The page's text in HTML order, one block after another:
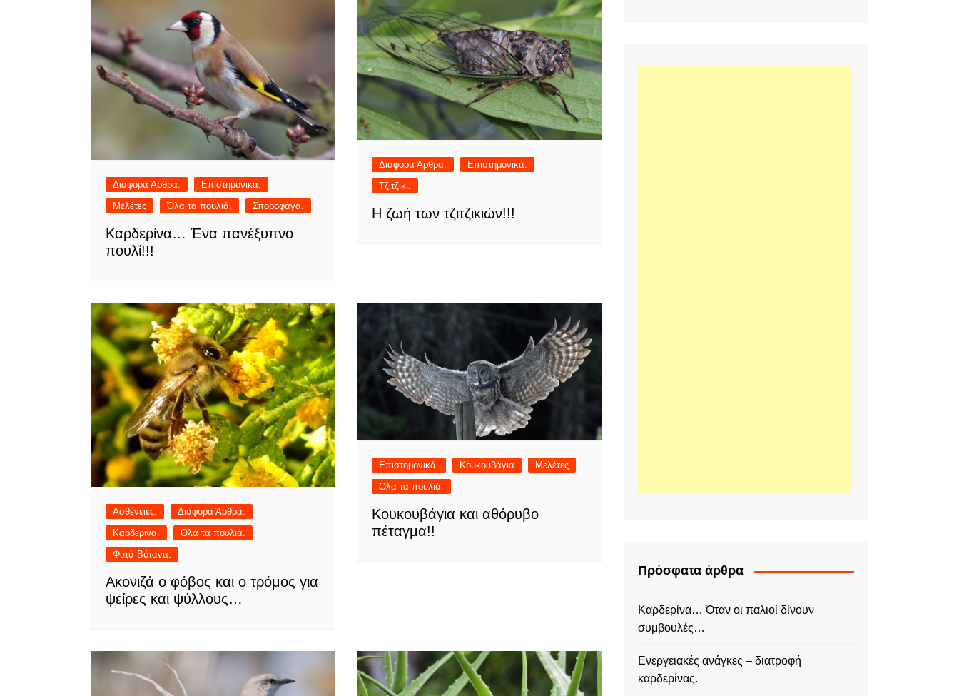
Διαφορα Άρθρα.
Επιστημονικά.
Μελέτες
Όλα τα πουλιά. Σποροφάγα.
Καρδερίνα… Ένα πανέξυπνο
πουλί!!!
Διαφορα Άρθρα.
Επιστημονικά.
Τζιτζικι.
Η ζωή των τζιτζικιών!!!
Ασθένειες.
Διαφορα Άρθρα.
Καρδερινα.
Όλα τα πουλιά.
Φυτά-Βότανα.
Ακονιζά ο φόβος και ο τρόμος για
ψείρες και ψύλλους…
Επιστημονικά. Κουκουβάγια
Μελέτες
Όλα τα πουλιά.
Κουκουβάγια και αθόρυβο
πέταγμα!!
Πρόσφατα άρθρα
Καρδερίνα… Όταν οι παλιοί δίνουν
συμβουλές…
Ενεργειακές ανάγκες – διατροφή
καρδερίνας.